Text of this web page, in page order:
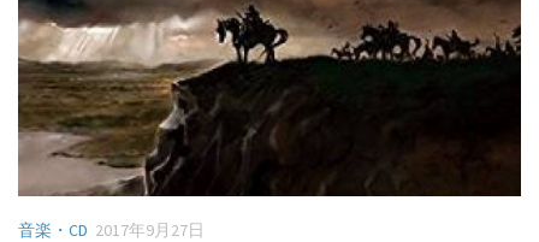
音楽・CD 2017年9月27日